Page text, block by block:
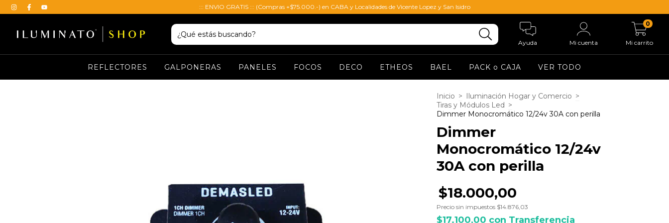
::: ENVIO GRATIS ::: (Compras +$75.000.-) en CABA y Localidades de Vicente Lopez y San Isidro
Ayuda Mi cuenta Mi carrito
0
REFLECTORES GALPONERAS PANELES FOCOS DECO ETHEOS BAEL PACK o CAJA VER TODO
Inicio > Iluminación Hogar y Comercio >
Tiras y Módulos Led >
Dimmer Monocromático 12/24v 30A con perilla
Dimmer
Monocromático 12/24v
30A con perilla
$18.000,00
Precio sin impuestos $14.876,03
$17.100,00 con Transferencia